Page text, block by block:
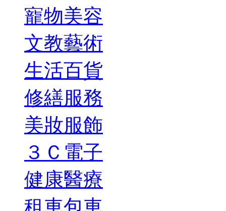
寵物美容
文教藝術
生活百貨
修繕服務
美妝服飾
３Ｃ電子
健康醫療